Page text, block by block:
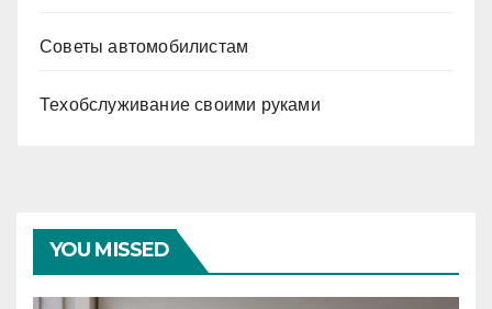
Советы автомобилистам
Техобслуживание своими руками
YOU MISSED